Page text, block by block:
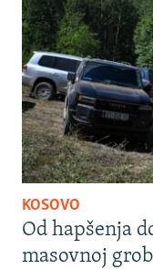
KOSOVO
Od hapšenja
masovnoj